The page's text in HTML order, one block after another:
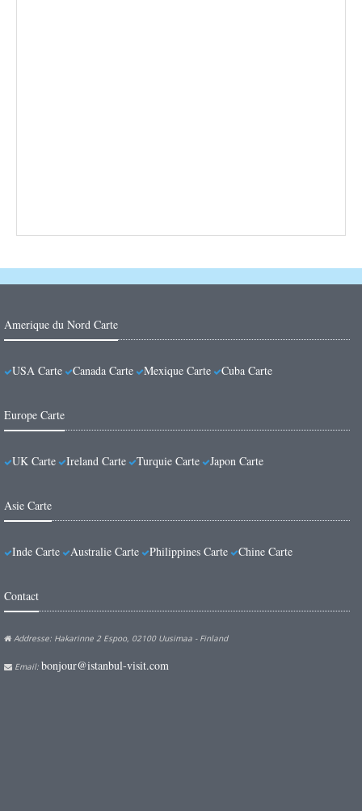
Amerique du Nord Carte
USA Carte Canada Carte Mexique Carte Cuba Carte
Europe Carte
UK Carte Ireland Carte Turquie Carte Japon Carte
Asie Carte
Inde Carte Australie Carte Philippines Carte Chine Carte
Contact
Addresse: Hakarinne 2 Espoo, 02100 Uusimaa - Finland
Email: bonjour@istanbul-visit.com